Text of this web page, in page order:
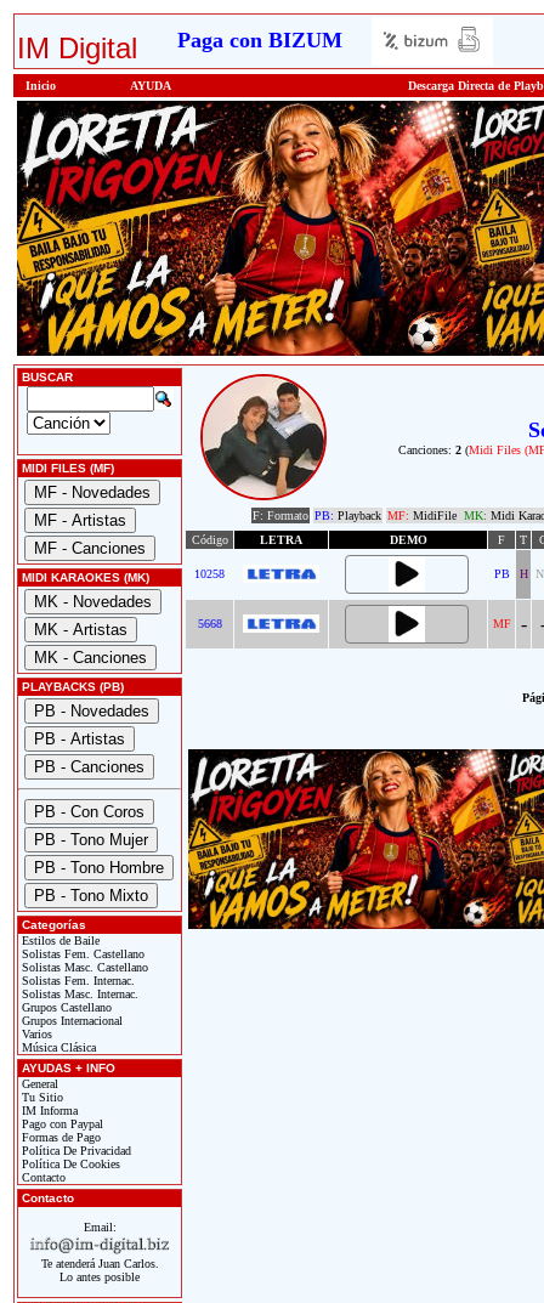
IM Digital Paga con BIZUM
Inicio AYUDA Descarga Directa de
BUSCAR
MIDI FILES (MF)
MIDI KARAOKES (MK)
PLAYBACKS (PB)
Categorías
Estilos de Baile
Solistas Fem. Castellano
Solistas Masc. Castellano
Solistas Fem. Internac.
Solistas Masc. Internac.
Grupos Castellano
Grupos Internacional
Varios
Música Clásica
AYUDAS + INFO
General
Tu Sitio
IM Informa
Pago con Paypal
Formas de Pago
Política De Privacidad
Política De Cookies
Contacto
Contacto
Email:
Te atenderá Juan Carlos.
Lo antes posible
Canciones: 2 (Midi Files
F: Formato PB: Playback MF: MidiFile MK: Midi
Código
LETRA DEMO F T
10258 PB H
5668 MF -